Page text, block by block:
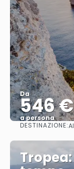
Da
546 €
a persona
DESTINAZIONE: